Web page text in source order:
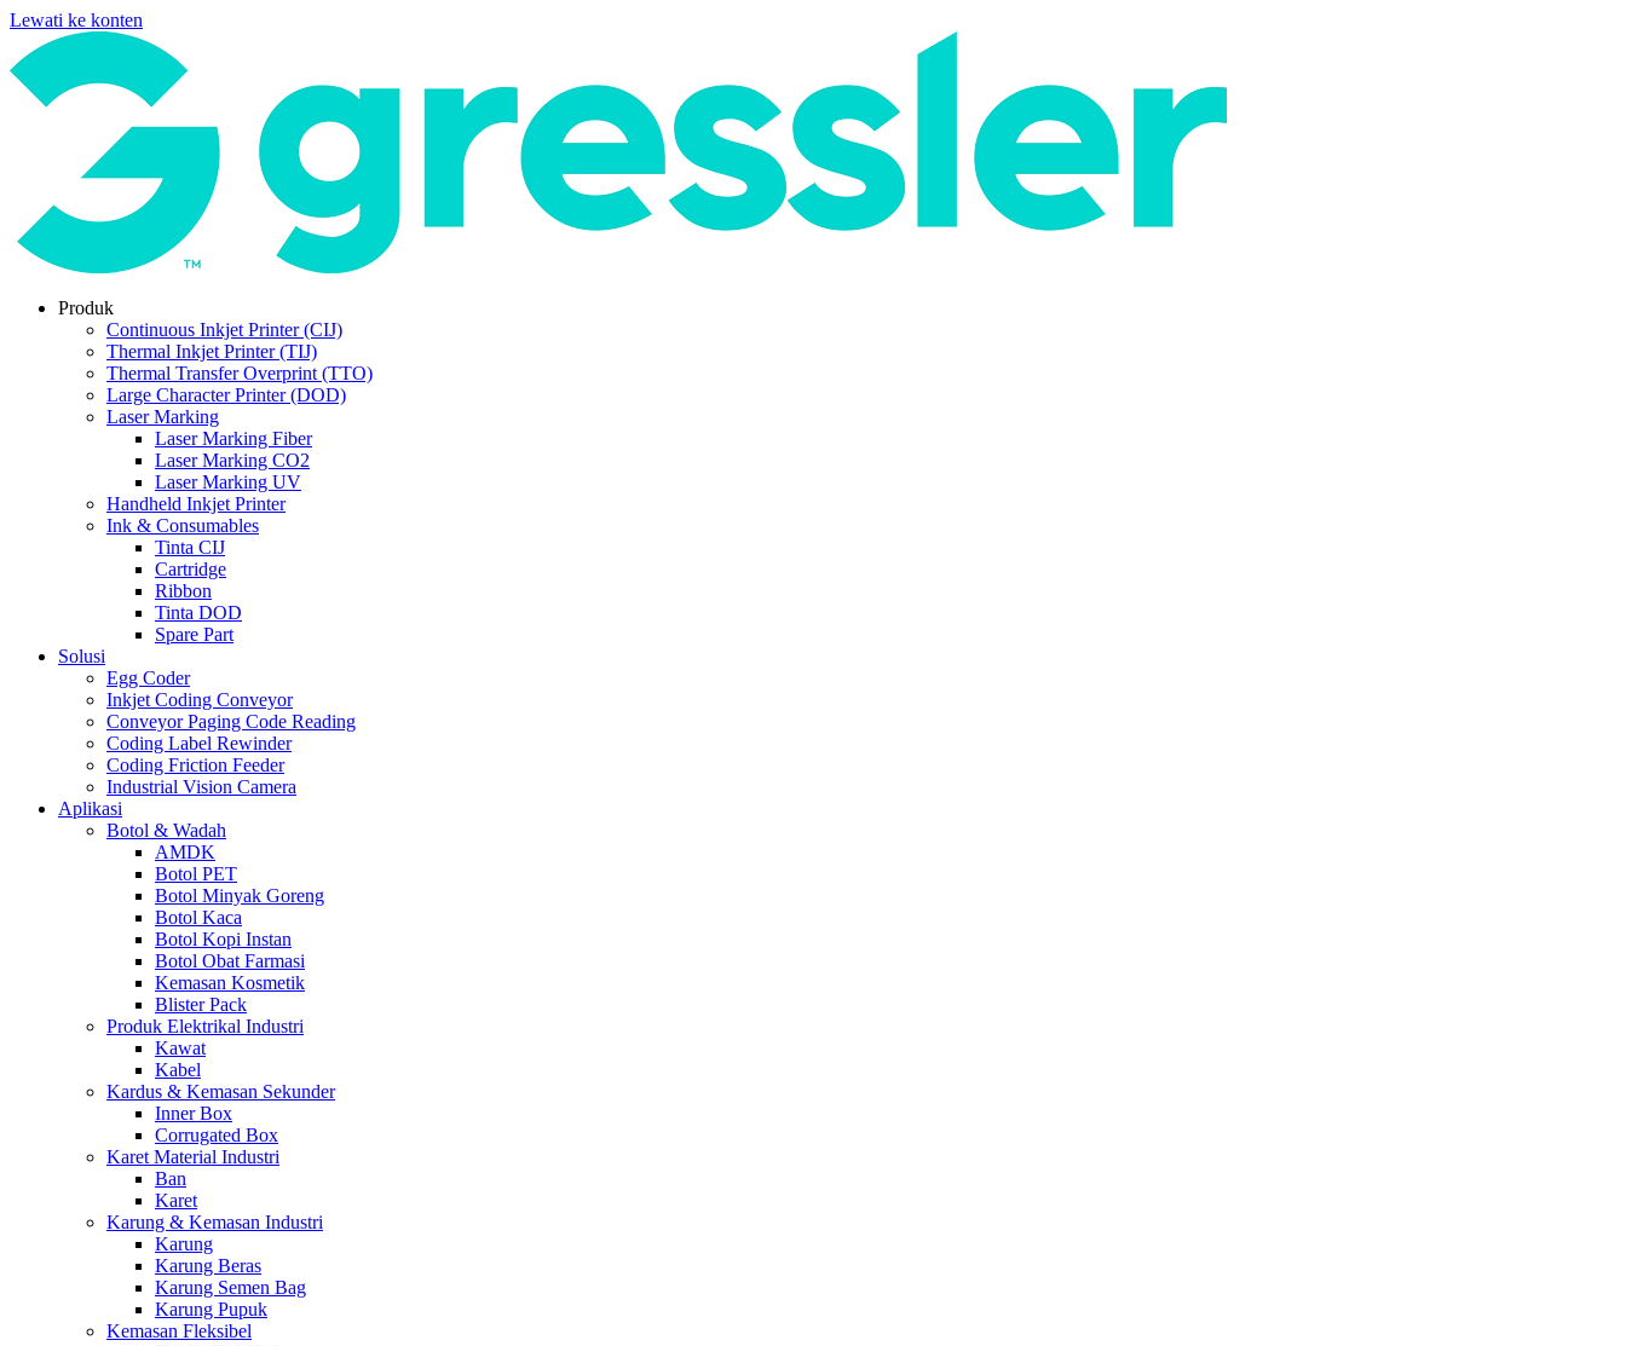
Lewati ke konten
Produk
Continuous Inkjet Printer (CIJ)
Thermal Inkjet Printer (TIJ)
Thermal Transfer Overprint (TTO)
Large Character Printer (DOD)
Laser Marking
Laser Marking Fiber
Laser Marking CO2
Laser Marking UV
Handheld Inkjet Printer
Ink & Consumables
Tinta CIJ
Cartridge
Ribbon
Tinta DOD
Spare Part
Solusi
Egg Coder
Inkjet Coding Conveyor
Conveyor Paging Code Reading
Coding Label Rewinder
Coding Friction Feeder
Industrial Vision Camera
Aplikasi
Botol & Wadah
AMDK
Botol PET
Botol Minyak Goreng
Botol Kaca
Botol Kopi Instan
Botol Obat Farmasi
Kemasan Kosmetik
Blister Pack
Produk Elektrikal Industri
Kawat
Kabel
Kardus & Kemasan Sekunder
Inner Box
Corrugated Box
Karet Material Industri
Ban
Karet
Karung & Kemasan Industri
Karung
Karung Beras
Karung Semen Bag
Karung Pupuk
Kemasan Fleksibel